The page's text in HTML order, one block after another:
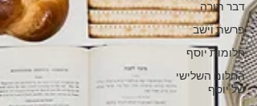
דבר תורה
פרשת וישב
חלומות יוסף
החלום השלישי
של יוסף